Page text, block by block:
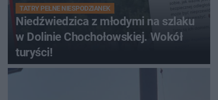
TATRY PEŁNE NIESPODZIANEK
Niedźwiedzica z młodymi na szlaku
w Dolinie Chochołowskiej. Wokół
turyści!